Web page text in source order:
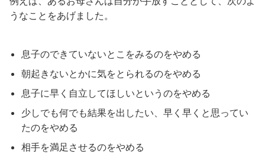
うなことをあげました。
息子のできていないとこをみるのをやめる
朝起きないとかに気をとられるのをやめる
息子に早く自立してほしいというのをやめる
少しでも何でも結果を出したい、早く早くと思ってい
たのをやめる
相手を満足させるのをやめる